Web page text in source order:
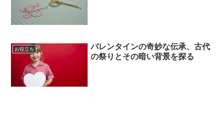
お役立ち
バレンタインの奇妙な伝承、古代
の祭りとその暗い背景を探る